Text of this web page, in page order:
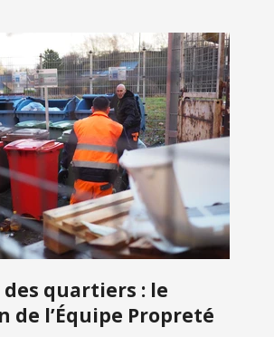
quartiers : le
de l’Équipe Propreté